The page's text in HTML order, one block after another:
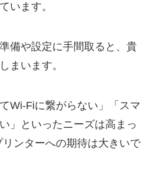
います。
備や設定に手間取ると、貴
まいます。
Wi-Fiに繋がらない」「スマ
」といったニーズは高まっ
ンターへの期待は大きいで